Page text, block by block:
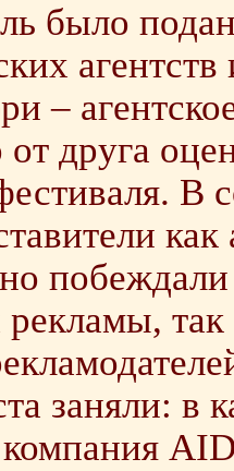
было
–
от друга
В
как
рекламы,
заняли: в